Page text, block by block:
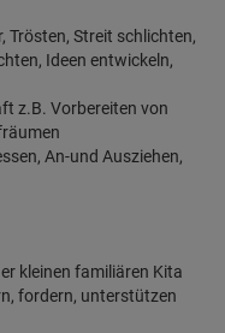
Trösten, Streit schlichten,
Ideen entwickeln,
z.B. Vorbereiten von
An-und Ausziehen,
kleinen familiären Kita
fordern, unterstützen